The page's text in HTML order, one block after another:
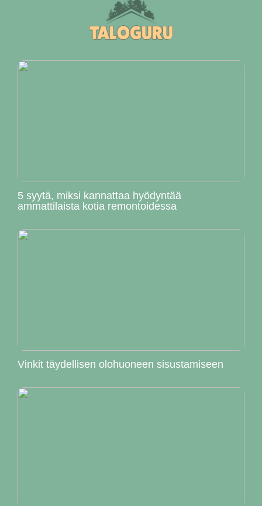
5 syytä, miksi kannattaa hyödyntää
ammattilaista kotia remontoidessa
Vinkit täydellisen olohuoneen sisustamiseen